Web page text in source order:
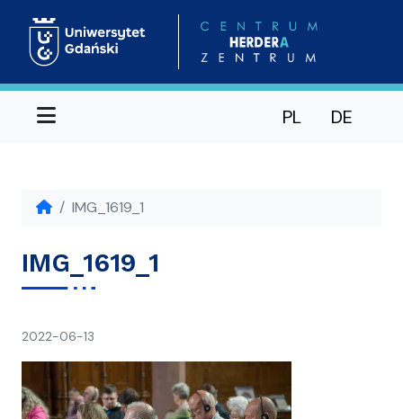
Menu PL DE
IMG_1619_1
IMG_1619_1
2022-06-13